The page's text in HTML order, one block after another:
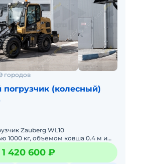
городов
(колесный)
Zauberg WL10
1000 кг, объемом ковша 0.4 м и
все налоги и
1 420 600 ₽